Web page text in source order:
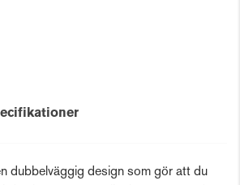
dubbelväggig design som gör att du